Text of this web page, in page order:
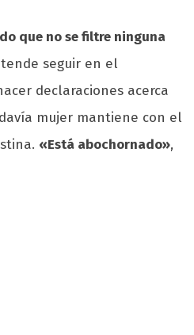
que no se filtre ninguna
seguir en el
declaraciones acerca
mujer mantiene con el
«Está abochornado»,